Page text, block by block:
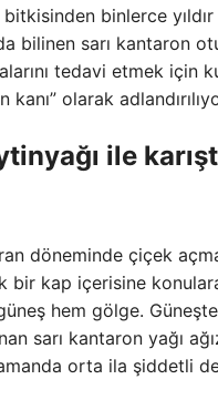
binlerce yıldır
bilinen sarı kantaron
tedavi etmek için
olarak
ile
döneminde çiçek
bir kap içerisine
hem gölge.
sarı kantaron yağı
zamanda orta ila